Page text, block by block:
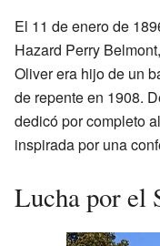
El 11 de enero de
Hazard Perry
Oliver era hijo de un
de repente en 1908.
dedicó por completo
inspirada por una
Lucha por el